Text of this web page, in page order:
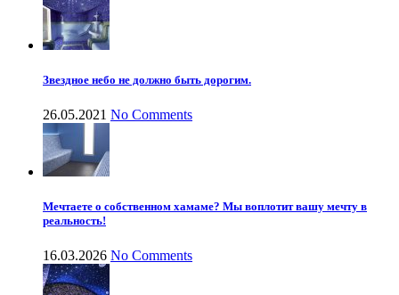
Звездное небо не должно быть дорогим.
26.05.2021 No Comments
Мечтаете о собственном хамаме? Мы воплотит вашу мечту в
реальность!
16.03.2026 No Comments